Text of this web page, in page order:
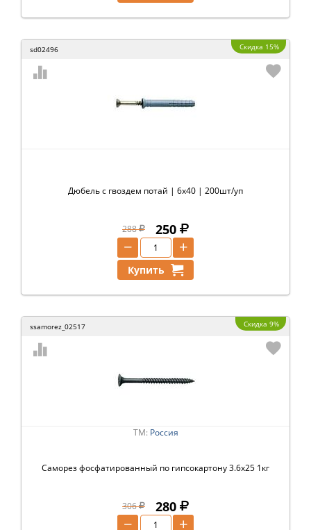
sd02496 Скидка 15%
Дюбель с гвоздем потай | 6х40 | 200шт/уп
288 250
+
−
Купить
ssamorez_02517 Скидка 9%
ТМ: Россия
Саморез фосфатированный по гипсокартону 3.6х25 1кг
306 280
+
−